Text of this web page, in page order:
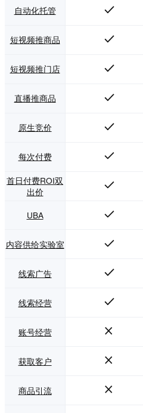
自动化托管
短视频推商品
短视频推门店
直播推商品
原生竞价
每次付费
首日付费ROI双
出价
UBA
内容供给实验室
线索广告
线索经营
账号经营
获取客户
商品引流